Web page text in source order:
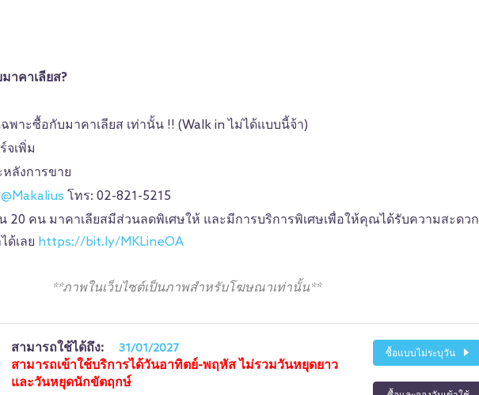
าคาเลียส?
ฉพาะซื้อกับมาคาเลียส เท่านั้น !! (Walk in ไม่ได้แบบนี้จ้า)
จเพิ่ม
ลังการขาย
@Makalius โทร: 02-821-5215
20 คน มาคาเลียสมีส่วนลดพิเศษให้ และมีการบริการพิเศษเพื่อให้คุณได้รับความสะดวก
ด้เลย https://bit.ly/MKLineOA
**ภาพในเว็บไซต์เป็นภาพสำหรับโฆษณาเท่านั้น**
สามารถใช้ได้ถึง: 31/01/2027
สามารถเข้าใช้บริการได้วันอาทิตย์-พฤหัส ไม่รวมวันหยุดยาว
และวันหยุดนักขัตฤกษ์
ซื้อแบบไม่ระบุวัน